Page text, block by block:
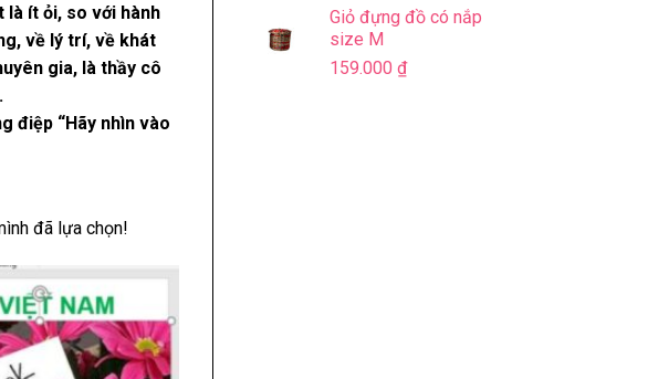
là ít ỏi, so với hành
về lý trí, về khát
gia, là thầy cô
điệp “Hãy nhìn vào
đã lựa chọn!
Giỏ đựng đồ có nắp
size M
159.000 ₫